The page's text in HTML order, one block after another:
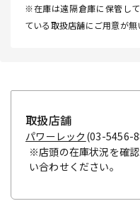
※在庫は遠隔倉庫に保管し
ている取扱店舗にご用意が無
取扱店舗
パワーレック (03-5456-
※店頭の在庫状況を確
い合わせください。